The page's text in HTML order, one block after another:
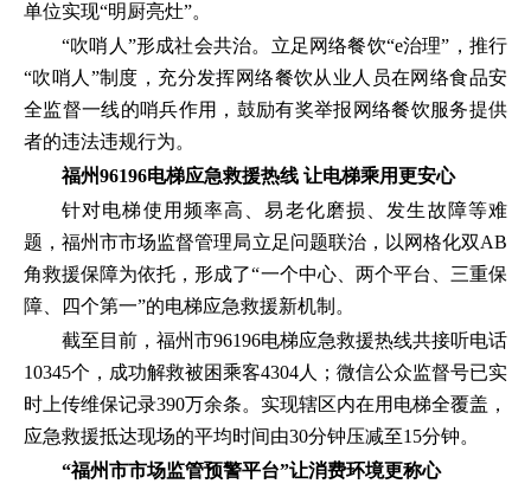
单位实现“明厨亮灶”。
“吹哨人”形成社会共治。立足网络餐饮“e治理”，推行
“吹哨人”制度，充分发挥网络餐饮从业人员在网络食品安
全监督一线的哨兵作用，鼓励有奖举报网络餐饮服务提供
者的违法违规行为。
福州96196电梯应急救援热线 让电梯乘用更安心
针对电梯使用频率高、易老化磨损、发生故障等难
题，福州市市场监督管理局立足问题联治，以网格化双AB
角救援保障为依托，形成了“一个中心、两个平台、三重保
障、四个第一”的电梯应急救援新机制。
截至目前，福州市96196电梯应急救援热线共接听电话
10345个，成功解救被困乘客4304人；微信公众监督号已实
时上传维保记录390万余条。实现辖区内在用电梯全覆盖，
应急救援抵达现场的平均时间由30分钟压减至15分钟。
“福州市市场监管预警平台”让消费环境更称心